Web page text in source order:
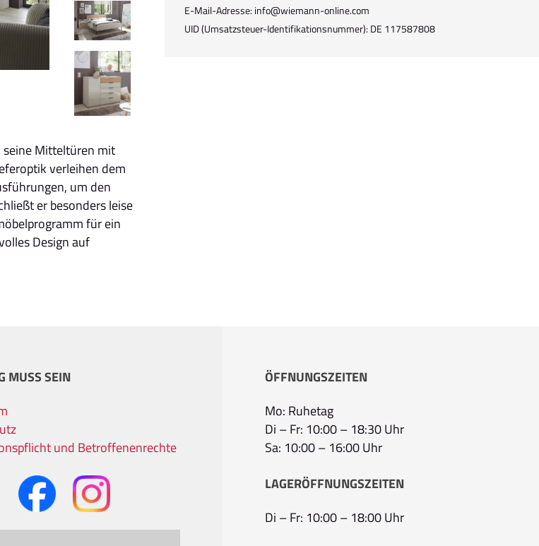
seine Mitteltüren mit
verleihen dem
um den
er besonders leise
für ein
Design auf
E-Mail-Adresse: info@wiemann-online.com
UID (Umsatzsteuer-Identifikationsnummer): DE 117587808
MUSS SEIN
und Betroffenenrechte
ÖFFNUNGSZEITEN
Mo: Ruhetag
Di – Fr: 10:00 – 18:30 Uhr
Sa: 10:00 – 16:00 Uhr
LAGERÖFFNUNGSZEITEN
Di – Fr: 10:00 – 18:00 Uhr